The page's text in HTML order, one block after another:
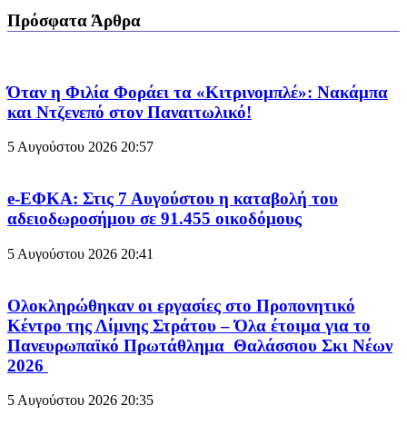
Πρόσφατα Άρθρα
Όταν η Φιλία Φοράει τα «Κιτρινομπλέ»: Νακάμπα
και Ντζενεπό στον Παναιτωλικό!
5 Αυγούστου 2026 20:57
e-ΕΦΚΑ: Στις 7 Αυγούστου η καταβολή του
αδειοδωροσήμου σε 91.455 οικοδόμους
5 Αυγούστου 2026 20:41
Ολοκληρώθηκαν οι εργασίες στο Προπονητικό
Κέντρο της Λίμνης Στράτου – Όλα έτοιμα για το
Πανευρωπαϊκό Πρωτάθλημα Θαλάσσιου Σκι Νέων
2026
5 Αυγούστου 2026 20:35